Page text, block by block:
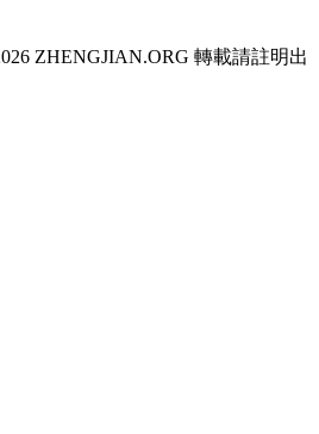
ZHENGJIAN.ORG 轉載請註明出